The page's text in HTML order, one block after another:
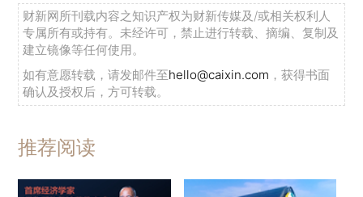
财新网所刊载内容之知识产权为财新传媒及/或相关权利人
专属所有或持有。未经许可，禁止进行转载、摘编、复制及
建立镜像等任何使用。
如有意愿转载，请发邮件至hello@caixin.com ，获得书面
确认及授权后，方可转载。
推荐阅读